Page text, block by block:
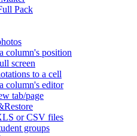
Pack
column's position
screen
to a cell
column's editor
tab/page
or CSV files
groups